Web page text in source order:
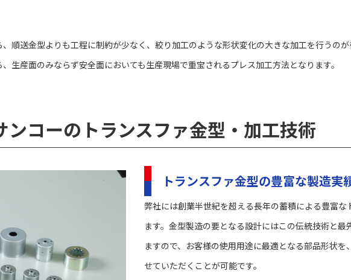
順送金型よりも工程に制約が少なく、絞り加工のような形状変化の大きな加工を行うの
生産面のみならず安全面においても生産現場で重宝されるプレス加工方法となります。
ンコーのトランスファ金型・加工技術
トランスファ金型の豊富な製造実
弊社には創業半世紀を超える長年の蓄積による豊富
ます。金型製造の要となる設計にはこの伝統技術と
ますので、お客様の使用用途に最適となる部品形状
せていただくことが可能です。